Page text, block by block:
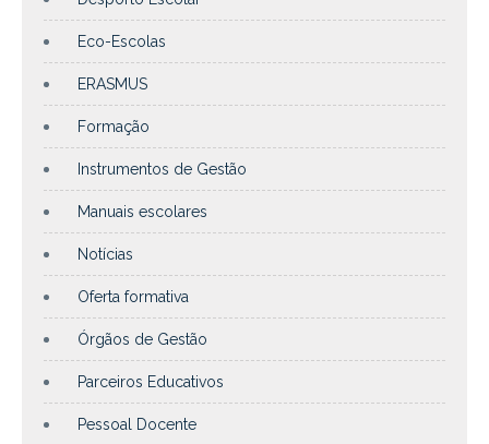
Eco-Escolas
ERASMUS
Formação
Instrumentos de Gestão
Manuais escolares
Notícias
Oferta formativa
Órgãos de Gestão
Parceiros Educativos
Pessoal Docente